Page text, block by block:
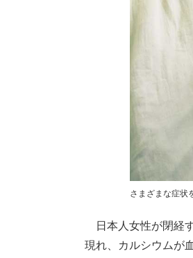
さまざまな症状
日本人女性が閉経
現れ、カルシウムが